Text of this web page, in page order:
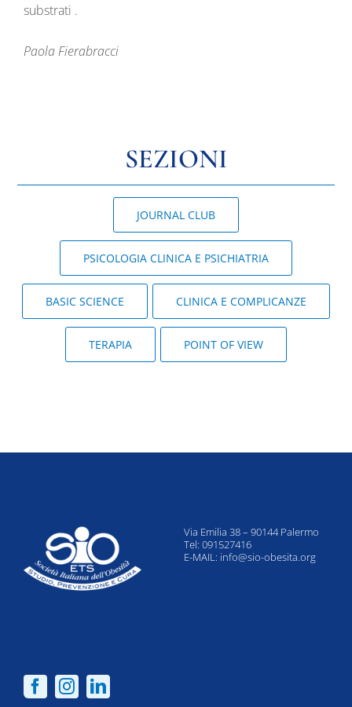
substrati .
Paola Fierabracci
SEZIONI
JOURNAL CLUB
PSICOLOGIA CLINICA E PSICHIATRIA
BASIC SCIENCE CLINICA E COMPLICANZE
TERAPIA POINT OF VIEW
Via Emilia 38 – 90144 Palermo
Tel: 091527416
E-MAIL: info@sio-obesita.org